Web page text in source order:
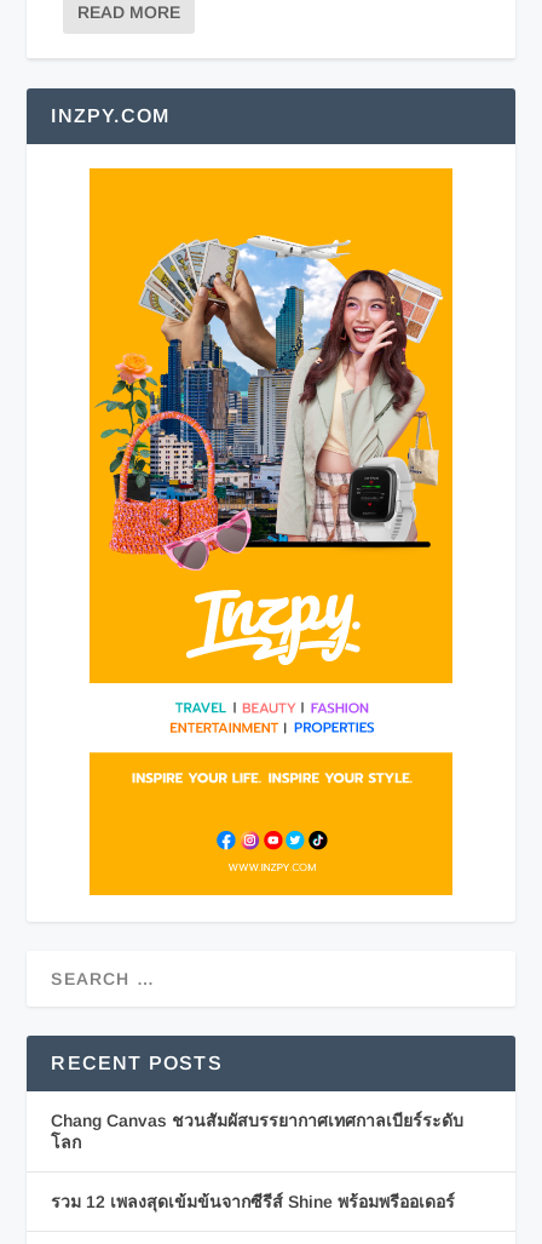
READ MORE
INZPY.COM
RECENT POSTS
Chang Canvas ชวนสัมผัสบรรยากาศเทศกาลเบียร์ระดับ
โลก
รวม 12 เพลงสุดเข้มข้นจากซีรีส์ Shine พร้อมพรีออเดอร์